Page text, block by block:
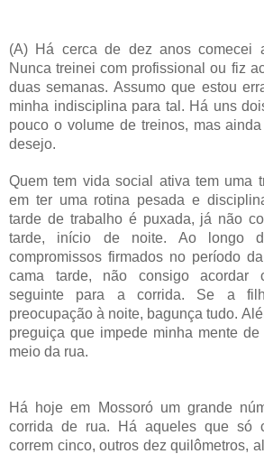
(A) Há cerca de dez anos comecei
Nunca treinei com profissional ou fiz
duas semanas. Assumo que estou
minha indisciplina para tal. Há uns
pouco o volume de treinos, mas
desejo.
Quem tem vida social ativa tem uma
em ter uma rotina pesada e
tarde de trabalho é puxada, já não
tarde, início de noite. Ao longo
compromissos firmados no período
cama tarde, não consigo acordar
seguinte para a corrida. Se a
preocupação à noite, bagunça tudo.
preguiça que impede minha mente
meio da rua.
Há hoje em Mossoró um grande
corrida de rua. Há aqueles que só
correm cinco, outros dez quilômetros,